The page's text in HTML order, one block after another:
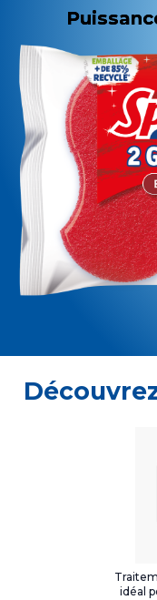
idéal